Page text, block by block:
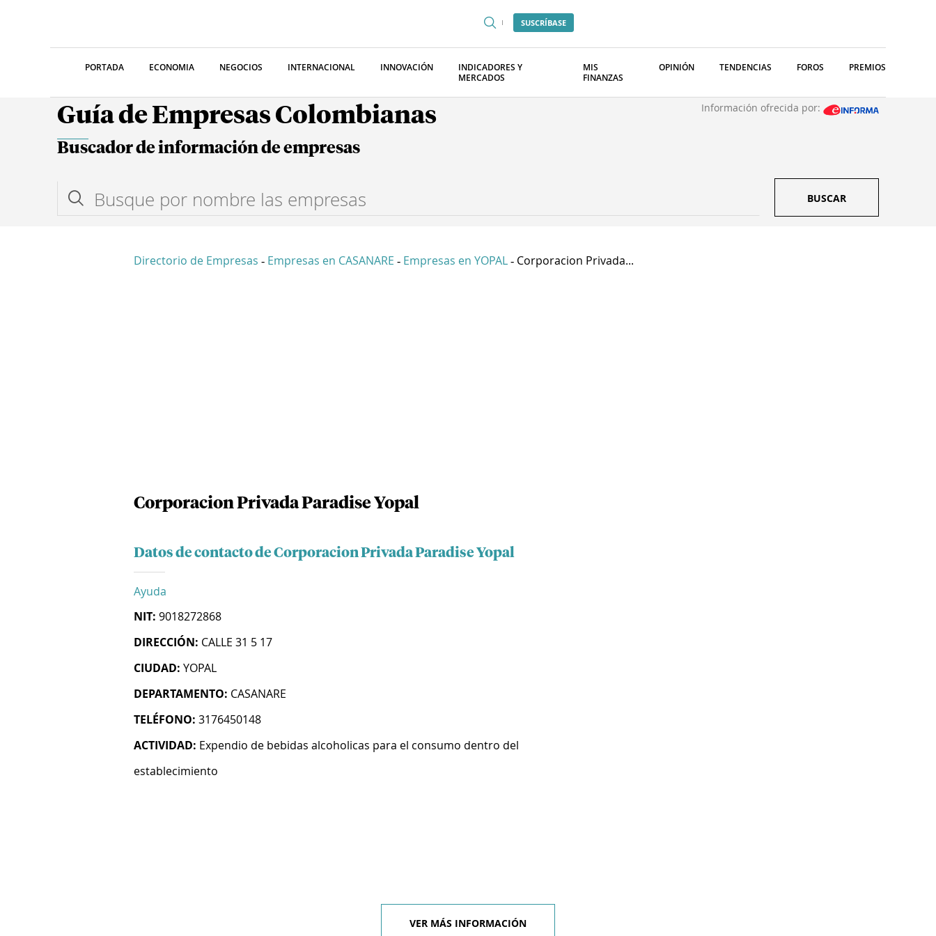
SUSCRÍBASE
PORTADA ECONOMIA NEGOCIOS INTERNACIONAL INNOVACIÓN
INDICADORES Y
MERCADOS
MIS
FINANZAS
OPINIÓN TENDENCIAS FOROS PREMIOS
Guía de Empresas Colombianas Información ofrecida por:
Buscador de información de empresas
BUSCAR
Directorio de Empresas - Empresas en CASANARE - Empresas en YOPAL - Corporacion Privada...
Corporacion Privada Paradise Yopal
Datos de contacto de Corporacion Privada Paradise Yopal
Ayuda
NIT: 9018272868
DIRECCIÓN: CALLE 31 5 17
CIUDAD: YOPAL
DEPARTAMENTO: CASANARE
TELÉFONO: 3176450148
ACTIVIDAD: Expendio de bebidas alcoholicas para el consumo dentro del
establecimiento
VER MÁS INFORMACIÓN